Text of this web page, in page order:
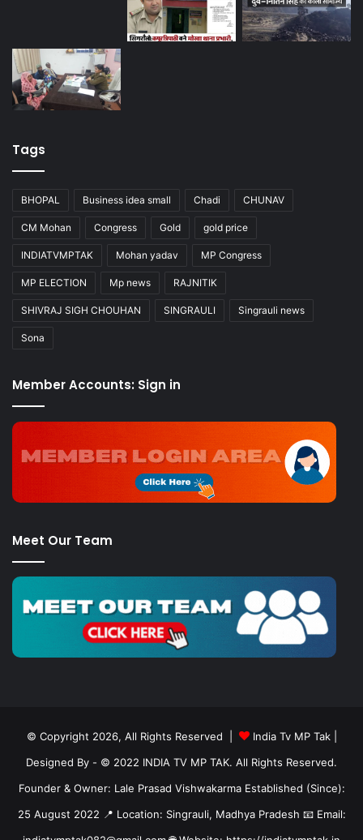
Tags
BHOPAL Business idea small Chadi CHUNAV
CM Mohan Congress Gold gold price
INDIATVMPTAK Mohan yadav MP Congress
MP ELECTION Mp news RAJNITIK
SHIVRAJ SIGH CHOUHAN SINGRAULI Singrauli news
Sona
Member Accounts: Sign in
Meet Our Team
© Copyright 2026, All Rights Reserved | India Tv MP Tak|
Designed By - © 2022 INDIA TV MP TAK. All Rights Reserved.
Founder & Owner: Lale Prasad Vishwakarma Established (Since):
25 August 2022 📍 Location: Singrauli, Madhya Pradesh 📧 Email: